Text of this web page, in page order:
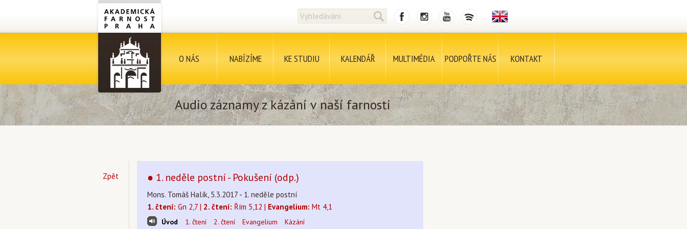
O NÁS NABÍZÍME KE STUDIU KALENDÁŘ MULTIMÉDIA PODPOŘTE NÁS KONTAKT
Audio záznamy z kázání v naší farnosti
Zpět ● 1. neděle postní - Pokušení (odp.)
Mons. Tomáš Halík, 5.3.2017 - 1. neděle postní
1. čtení: Gn 2,7 | 2. čtení: Řím 5,12 | Evangelium: Mt 4,1
Úvod 1. čtení 2. čtení Evangelium Kázání